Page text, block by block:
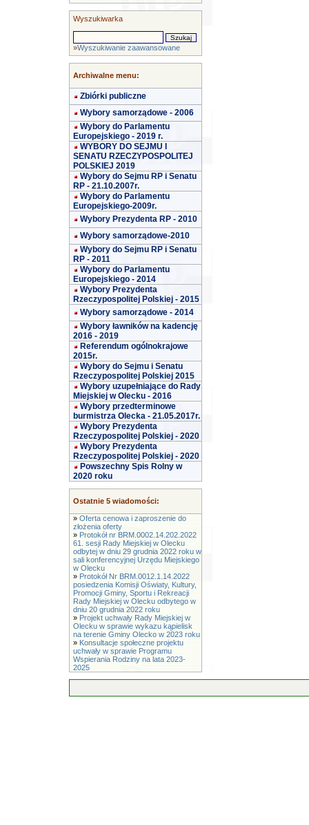
Wyszukiwarka
»Wyszukiwanie zaawansowane
Archiwalne menu:
Zbiórki publiczne
Wybory samorządowe - 2006
Wybory do Parlamentu
Europejskiego - 2019 r.
WYBORY DO SEJMU I
SENATU RZECZYPOSPOLITEJ
POLSKIEJ 2019
Wybory do Sejmu RP i Senatu
RP - 21.10.2007r.
Wybory do Parlamentu
Europejskiego-2009r.
Wybory Prezydenta RP - 2010
Wybory samorządowe-2010
Wybory do Sejmu RP i Senatu
RP - 2011
Wybory do Parlamentu
Europejskiego - 2014
Wybory Prezydenta
Rzeczypospolitej Polskiej - 2015
Wybory samorządowe - 2014
Wybory ławników na kadencję
2016 - 2019
Referendum ogólnokrajowe
2015r.
Wybory do Sejmu i Senatu
Rzeczypospolitej Polskiej 2015
Wybory uzupełniające do Rady
Miejskiej w Olecku - 2016
Wybory przedterminowe
burmistrza Olecka - 21.05.2017r.
Wybory Prezydenta
Rzeczypospolitej Polskiej - 2020
Wybory Prezydenta
Rzeczypospolitej Polskiej - 2020
Powszechny Spis Rolny w
2020 roku
Ostatnie 5 wiadomości:
» Oferta cenowa i zaproszenie do
złożenia oferty
» Protokół nr BRM.0002.14.202.2022
61. sesji Rady Miejskiej w Olecku
odbytej w dniu 29 grudnia 2022 roku w
sali konferencyjnej Urzędu Miejskiego
w Olecku
» Protokół Nr BRM.0012.1.14.2022
posiedzenia Komisji Oświaty, Kultury,
Promocji Gminy, Sportu i Rekreacji
Rady Miejskiej w Olecku odbytego w
dniu 20 grudnia 2022 roku
» Projekt uchwały Rady Miejskiej w
Olecku w sprawie wykazu kąpielisk
na terenie Gminy Olecko w 2023 roku
» Konsultacje społeczne projektu
uchwały w sprawie Programu
Wspierania Rodziny na lata 2023-
2025